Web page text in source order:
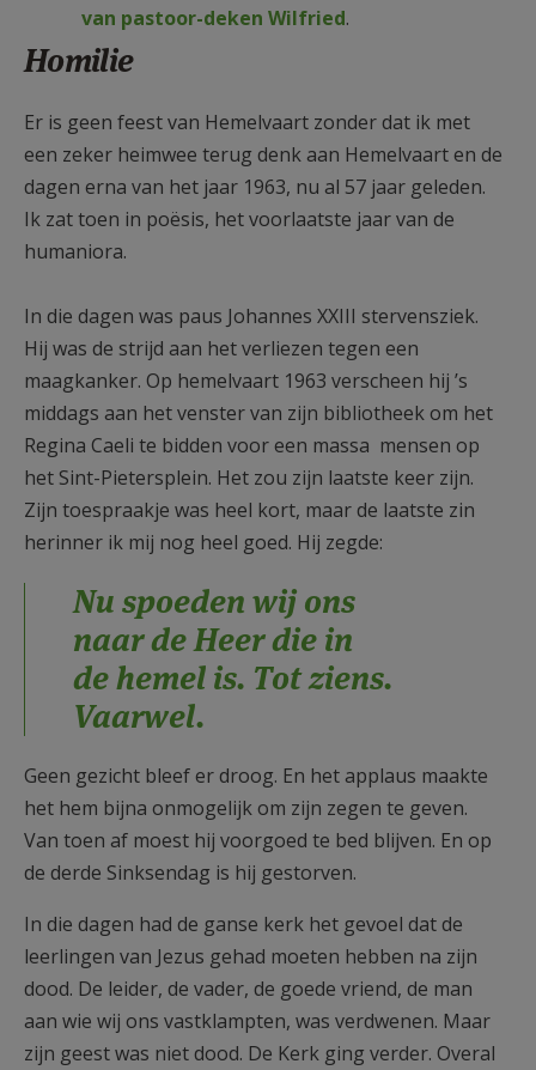
van pastoor-deken Wilfried.
Homilie
Er is geen feest van Hemelvaart zonder dat ik met
een zeker heimwee terug denk aan Hemelvaart en de
dagen erna van het jaar 1963, nu al 57 jaar geleden.
Ik zat toen in poësis, het voorlaatste jaar van de
humaniora.
In die dagen was paus Johannes XXIII stervensziek.
Hij was de strijd aan het verliezen tegen een
maagkanker. Op hemelvaart 1963 verscheen hij ’s
middags aan het venster van zijn bibliotheek om het
Regina Caeli te bidden voor een massa mensen op
het Sint-Pietersplein. Het zou zijn laatste keer zijn.
Zijn toespraakje was heel kort, maar de laatste zin
herinner ik mij nog heel goed. Hij zegde:
Nu spoeden wij ons
naar de Heer die in
de hemel is. Tot ziens.
Vaarwel.
Geen gezicht bleef er droog. En het applaus maakte
het hem bijna onmogelijk om zijn zegen te geven.
Van toen af moest hij voorgoed te bed blijven. En op
de derde Sinksendag is hij gestorven.
In die dagen had de ganse kerk het gevoel dat de
leerlingen van Jezus gehad moeten hebben na zijn
dood. De leider, de vader, de goede vriend, de man
aan wie wij ons vastklampten, was verdwenen. Maar
zijn geest was niet dood. De Kerk ging verder. Overal